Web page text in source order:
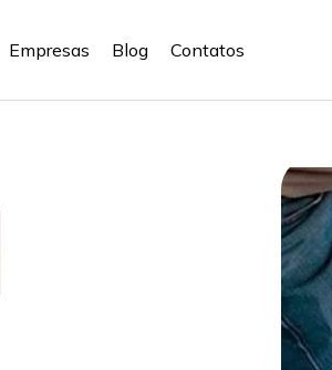
Empresas Blog Contatos